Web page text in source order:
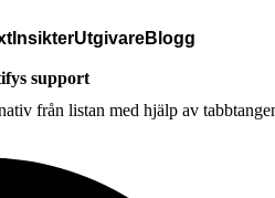
InsikterUtgivareBlogg
support
från listan med hjälp av